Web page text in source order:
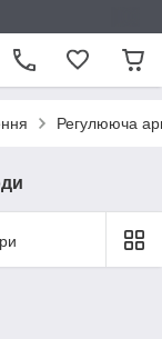
Регулююча